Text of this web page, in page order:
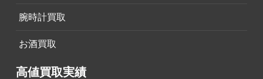
腕時計買取
お酒買取
高値買取実績